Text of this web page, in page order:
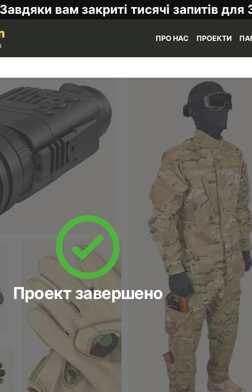
Завдяки вам закриті тисячі запитів для
ПРО НАС ПРОЕКТИ
Проект завершено